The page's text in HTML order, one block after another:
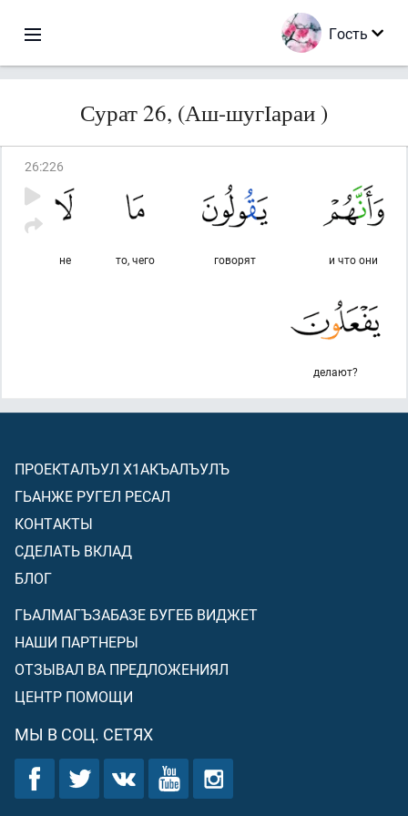
Гость
Сурат 26, (Аш-шугІараи )
26:226
и что они
говорят
то, чего
не
делают?
ПРОЕКТАЛЪУЛ Х1АКЪАЛЪУЛЪ
ГЬАНЖЕ РУГЕЛ РЕСАЛ
КОНТАКТЫ
СДЕЛАТЬ ВКЛАД
БЛОГ
ГЬАЛМАГЪЗАБАЗЕ БУГЕБ ВИДЖЕТ
НАШИ ПАРТНЕРЫ
ОТЗЫВАЛ ВА ПРЕДЛОЖЕНИЯЛ
ЦЕНТР ПОМОЩИ
МЫ В СОЦ. СЕТЯХ